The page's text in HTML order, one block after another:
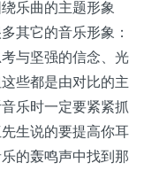
乐曲的主题形象
其它的音乐形象：
与坚强的信念、光
些都是由对比的主
乐时一定要紧紧抓
生说的要提高你耳
的轰鸣声中找到那